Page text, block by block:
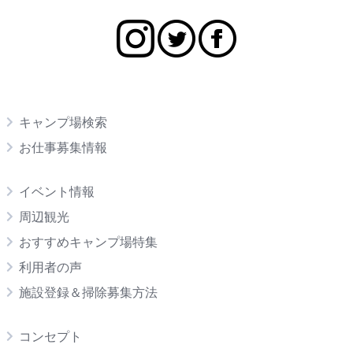
キャンプ場検索
お仕事募集情報
イベント情報
周辺観光
おすすめキャンプ場特集
利用者の声
施設登録＆掃除募集方法
コンセプト